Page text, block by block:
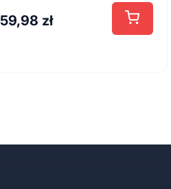
59,98 zł